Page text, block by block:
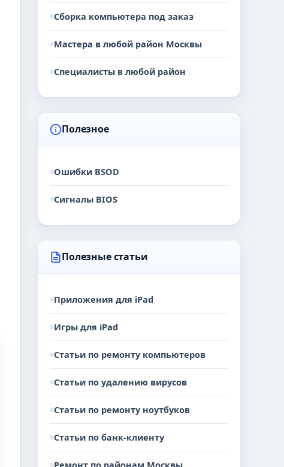
Сборка компьютера под заказ
Мастера в любой район Москвы
Специалисты в любой район
Полезное
Ошибки BSOD
Сигналы BIOS
Полезные статьи
Приложения для iPad
Игры для iPad
Статьи по ремонту компьютеров
Статьи по удалению вирусов
Статьи по ремонту ноутбуков
Статьи по банк-клиенту
Ремонт по районам Москвы